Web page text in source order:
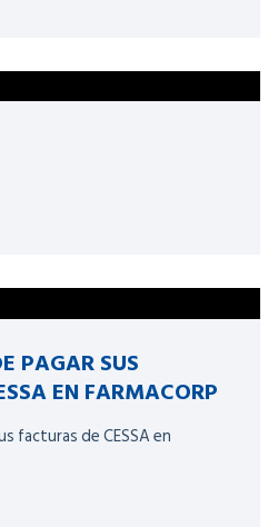
PAGAR SUS
EN FARMACORP
facturas de CESSA en